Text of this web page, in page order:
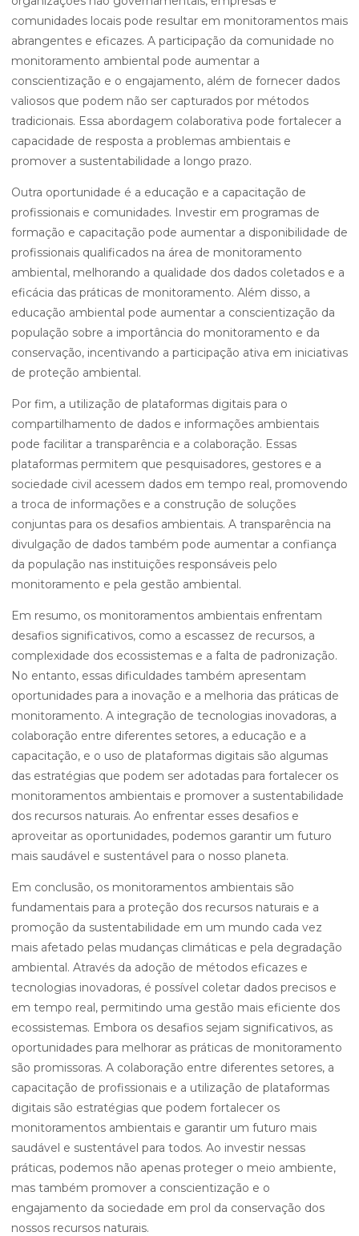
comunidades locais pode resultar em monitoramentos mais
abrangentes e eficazes. A participação da comunidade no
monitoramento ambiental pode aumentar a
conscientização e o engajamento, além de fornecer dados
valiosos que podem não ser capturados por métodos
tradicionais. Essa abordagem colaborativa pode fortalecer a
capacidade de resposta a problemas ambientais e
promover a sustentabilidade a longo prazo.
Outra oportunidade é a educação e a capacitação de
profissionais e comunidades. Investir em programas de
formação e capacitação pode aumentar a disponibilidade de
profissionais qualificados na área de monitoramento
ambiental, melhorando a qualidade dos dados coletados e a
eficácia das práticas de monitoramento. Além disso, a
educação ambiental pode aumentar a conscientização da
população sobre a importância do monitoramento e da
conservação, incentivando a participação ativa em iniciativas
de proteção ambiental.
Por fim, a utilização de plataformas digitais para o
compartilhamento de dados e informações ambientais
pode facilitar a transparência e a colaboração. Essas
plataformas permitem que pesquisadores, gestores e a
sociedade civil acessem dados em tempo real, promovendo
a troca de informações e a construção de soluções
conjuntas para os desafios ambientais. A transparência na
divulgação de dados também pode aumentar a confiança
da população nas instituições responsáveis pelo
monitoramento e pela gestão ambiental.
Em resumo, os monitoramentos ambientais enfrentam
desafios significativos, como a escassez de recursos, a
complexidade dos ecossistemas e a falta de padronização.
No entanto, essas dificuldades também apresentam
oportunidades para a inovação e a melhoria das práticas de
monitoramento. A integração de tecnologias inovadoras, a
colaboração entre diferentes setores, a educação e a
capacitação, e o uso de plataformas digitais são algumas
das estratégias que podem ser adotadas para fortalecer os
monitoramentos ambientais e promover a sustentabilidade
dos recursos naturais. Ao enfrentar esses desafios e
aproveitar as oportunidades, podemos garantir um futuro
mais saudável e sustentável para o nosso planeta.
Em conclusão, os monitoramentos ambientais são
fundamentais para a proteção dos recursos naturais e a
promoção da sustentabilidade em um mundo cada vez
mais afetado pelas mudanças climáticas e pela degradação
ambiental. Através da adoção de métodos eficazes e
tecnologias inovadoras, é possível coletar dados precisos e
em tempo real, permitindo uma gestão mais eficiente dos
ecossistemas. Embora os desafios sejam significativos, as
oportunidades para melhorar as práticas de monitoramento
são promissoras. A colaboração entre diferentes setores, a
capacitação de profissionais e a utilização de plataformas
digitais são estratégias que podem fortalecer os
monitoramentos ambientais e garantir um futuro mais
saudável e sustentável para todos. Ao investir nessas
práticas, podemos não apenas proteger o meio ambiente,
mas também promover a conscientização e o
engajamento da sociedade em prol da conservação dos
nossos recursos naturais.